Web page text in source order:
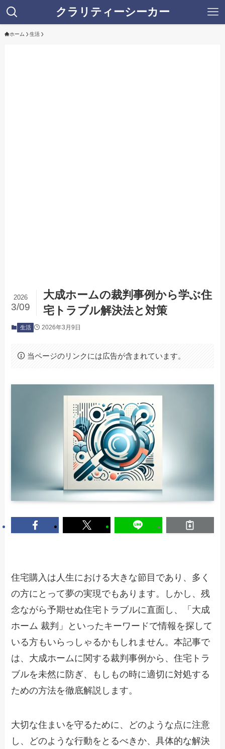
クラリティーシーカー
ホーム 生活
大成ホームの裁判事例から学ぶ住
宅トラブル解決法と対策
2026
3/09
生活 2026年3月9日
当ページのリンクには広告が含まれています。
住宅購入は人生における大きな節目であり、多く
の方にとって夢の実現でもあります。しかし、残
念ながら予期せぬ住宅トラブルに直面し、「大成
ホーム 裁判」といったキーワードで情報を探して
いる方もいらっしゃるかもしれません。本記事で
は、大成ホームに関する裁判事例から、住宅トラ
ブルを未然に防ぎ、もしもの時に適切に対処する
ための方法を徹底解説します。
大切な住まいを守るために、どのような点に注意
し、どのような行動をとるべきか、具体的な解決